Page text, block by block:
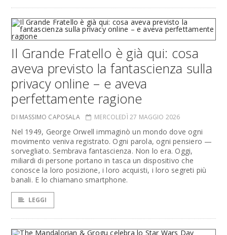
Il Grande Fratello è già qui: cosa
aveva previsto la fantascienza sulla
privacy online – e aveva
perfettamente ragione
DI MASSIMO CAPOSALA MERCOLEDÌ 27 MAGGIO 2026
Nel 1949, George Orwell immaginò un mondo dove ogni
movimento veniva registrato. Ogni parola, ogni pensiero —
sorvegliato. Sembrava fantascienza. Non lo era. Oggi,
miliardi di persone portano in tasca un dispositivo che
conosce la loro posizione, i loro acquisti, i loro segreti più
banali. E lo chiamano smartphone.
LEGGI